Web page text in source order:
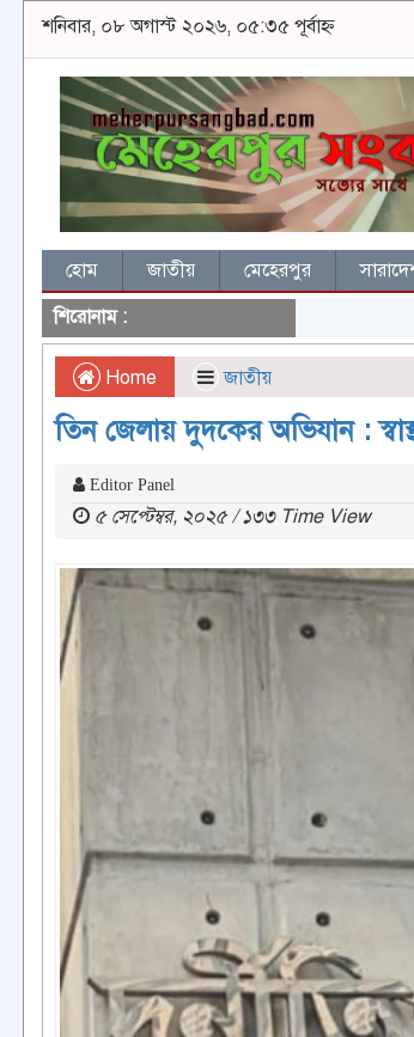
শনিবার, ০৮ অগাস্ট ২০২৬, ০৫:৩৫ পূর্বাহ্ন
হোম জাতীয় মেহেরপুর
শিরোনাম :
Home জাতীয়
তিন জেলায় দুদকের অভিযান :
Editor Panel
৫ সেপ্টেম্বর, ২০২৫ / ১৩৩ Time View